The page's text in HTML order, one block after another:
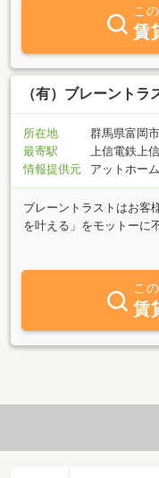
こ
賃
（有）ブレーントラ
所在地
群馬県富岡
最寄駅
上信電鉄上
情報提供元
アットホーム
ブレーントラストはお客
を叶える」をモットーに
買・賃貸・店舗企画の仲
ンや相続等不動産に関す
【本格和風建築 物件
https://
社HPにも公開中です。
こ
賃